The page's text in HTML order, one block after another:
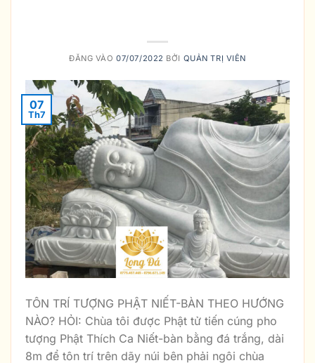
ĐĂNG VÀO07/07/2022 BỞI QUẢN TRỊ VIÊN
07
Th7
TÔN TRÍ TƯỢNG PHẬT NIẾT-BÀN THEO HƯỚNG
NÀO? HỎI: Chùa tôi được Phật tử tiến cúng pho
tượng Phật Thích Ca Niết-bàn bằng đá trắng, dài
8m để tôn trí trên dãy núi bên phải ngôi chùa